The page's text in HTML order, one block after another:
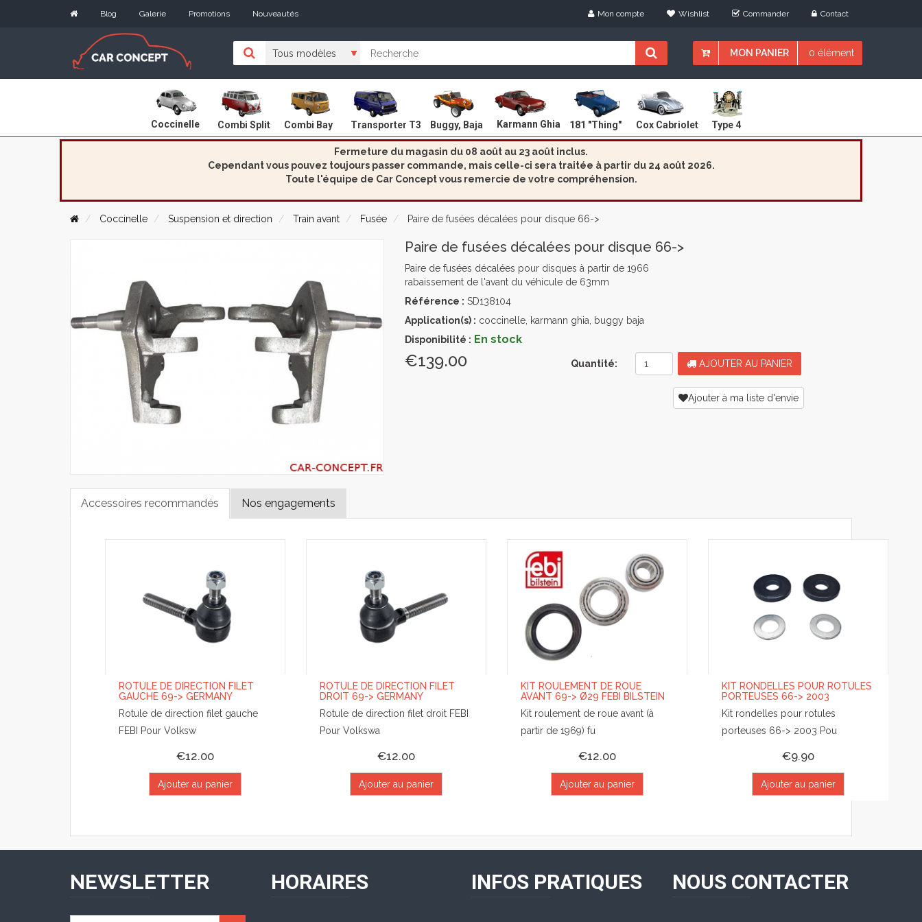
Blog Galerie Promotions Nouveautés Mon compte Wishlist Commander Contact
MON PANIER 0 élément
Coccinelle Combi Split Combi Bay Transporter T3 Buggy, Baja Karmann Ghia 181 "Thing" Cox Cabriolet Type 4
Fermeture du magasin du 08 août au 23 août inclus.
Cependant vous pouvez toujours passer commande, mais celle-ci sera traitée à partir du 24 août 2026.
Toute l'équipe de Car Concept vous remercie de votre compréhension.
Coccinelle Suspension et direction Train avant Fusée Paire de fusées décalées pour disque 66->
Paire de fusées décalées pour disque 66->
Paire de fusées décalées pour disques à partir de 1966
rabaissement de l'avant du véhicule de 63mm
Référence : SD138104
Application(s) : coccinelle, karmann ghia, buggy baja
Disponibilité : En stock
€139.00 Quantité: AJOUTER AU PANIER
Ajouter à ma liste d'envie
Accessoires recommandés Nos engagements
ROTULE DE DIRECTION FILET
GAUCHE 69-> GERMANY
Rotule de direction filet gauche
FEBI Pour Volksw
€12.00
Ajouter au panier
ROTULE DE DIRECTION FILET
DROIT 69-> GERMANY
Rotule de direction filet droit FEBI
Pour Volkswa
€12.00
Ajouter au panier
KIT ROULEMENT DE ROUE
AVANT 69-> Ø29 FEBI BILSTEIN
Kit roulement de roue avant (à
partir de 1969) fu
€12.00
Ajouter au panier
KIT RONDELLES POUR ROTULES
PORTEUSES 66-> 2003
Kit rondelles pour rotules
porteuses 66-> 2003 Pou
€9.90
Ajouter au panier
NEWSLETTER HORAIRES INFOS PRATIQUES NOUS CONTACTER